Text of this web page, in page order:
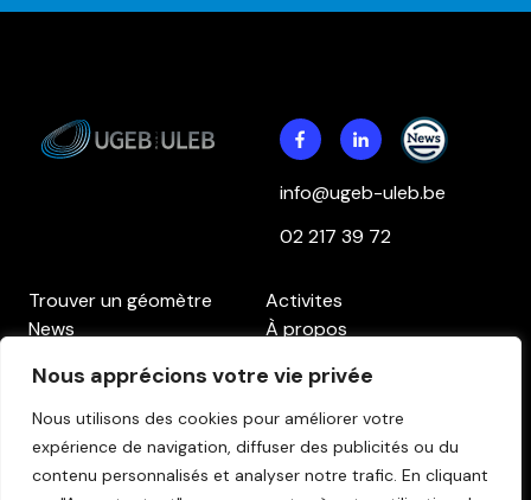
Nous apprécions votre vie privée
Nous utilisons des cookies pour améliorer votre
expérience de navigation, diffuser des publicités ou du
contenu personnalisés et analyser notre trafic. En cliquant
Trouver un géomètre
Activites
News
À propos
Politique de confidentialitéPolitique des cookies
Clause de non-
responsabilité
info@ugeb-uleb.be
02 217 39 72